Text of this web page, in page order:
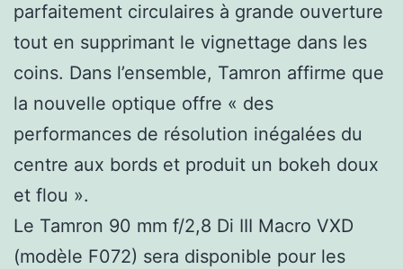
parfaitement circulaires à grande ouverture
tout en supprimant le vignettage dans les
coins. Dans l’ensemble, Tamron affirme que
la nouvelle optique offre « des
performances de résolution inégalées du
centre aux bords et produit un bokeh doux
et flou ».
Le Tamron 90 mm f/2,8 Di III Macro VXD
(modèle F072) sera disponible pour les